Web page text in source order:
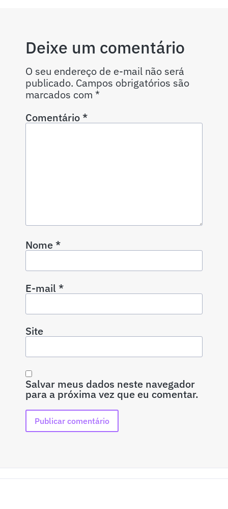
Deixe um comentário
O seu endereço de e-mail não será
publicado. Campos obrigatórios são
marcados com *
Comentário*
Nome*
E-mail*
Site
Salvar meus dados neste navegador
para a próxima vez que eu comentar.